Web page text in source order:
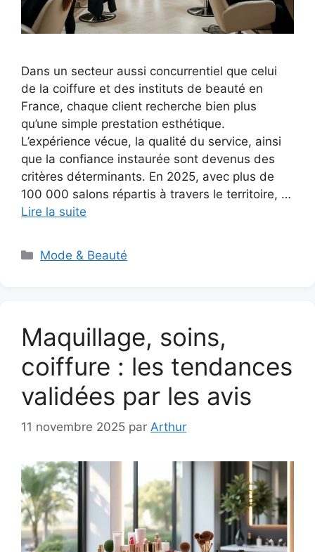
Dans un secteur aussi concurrentiel que celui
de la coiffure et des instituts de beauté en
France, chaque client recherche bien plus
qu’une simple prestation esthétique.
L’expérience vécue, la qualité du service, ainsi
que la confiance instaurée sont devenus des
critères déterminants. En 2025, avec plus de
100 000 salons répartis à travers le territoire, …
Lire la suite
Catégories
Mode & Beauté
Maquillage, soins,
coiffure : les tendances
validées par les avis
11 novembre 2025 par Arthur